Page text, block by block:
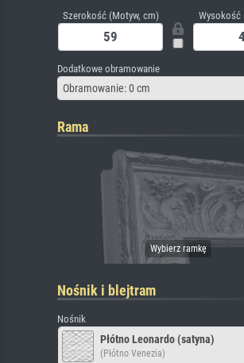
Szerokość (Motyw, cm) Wysokość
Dodatkowe obramowanie
Obramowanie: 0 cm
Rama
Nośnik i blejtram
Nośnik
Płótno Leonardo (satyna)
(Płótno Venezia)